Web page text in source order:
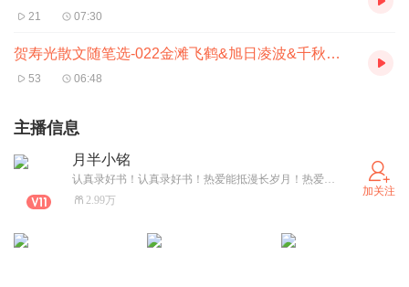
21 07:30
贺寿光散文随笔选-022金滩飞鹤&旭日凌波&千秋鼋影&十里菊香（完）
53 06:48
主播信息
月半小铭
认真录好书！认真录好书！热爱能抵漫长岁月！热爱自己的热爱，对得起自己的热爱！ 喜欢主播的声音敬请关注！ 粉丝V cv-yuebanxiaoming
2.99万
加关注